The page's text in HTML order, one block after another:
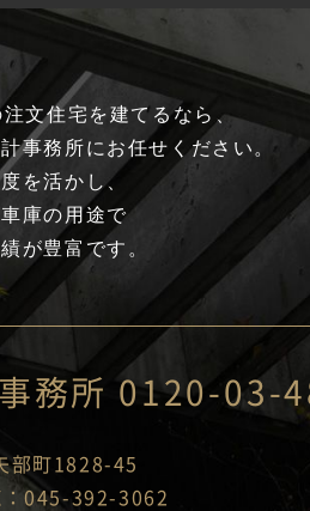
注文住宅を建てるなら、
事務所にお任せください。
を活かし、
庫の用途で
が豊富です。
務所 0120-03-
部町1828-45
：045-392-3062